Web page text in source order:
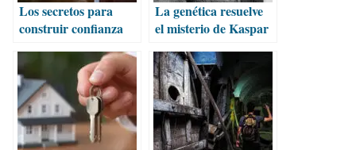
Los secretos para
construir confianza
La genética resuelve
el misterio de Kaspar
años